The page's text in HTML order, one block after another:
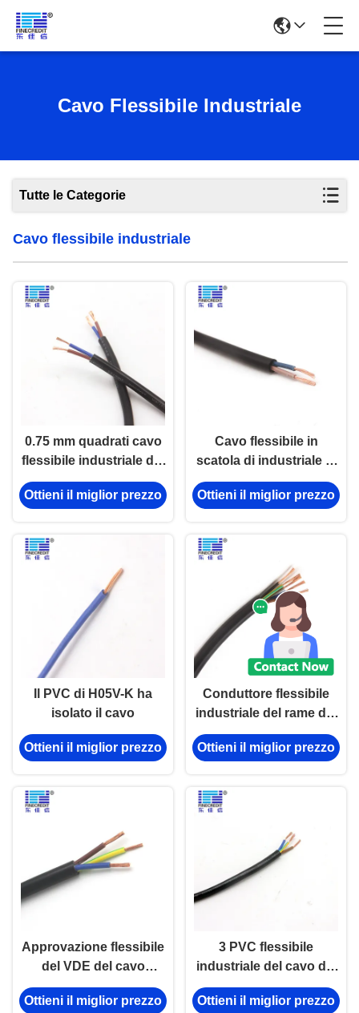
Cavo Flessibile Industriale
Tutte le Categorie
Cavo flessibile industriale
0.75 mm quadrati cavo
flessibile industriale dal
produttore di cavo Top
Ottieni il miglior prezzo
Cavo flessibile in
scatola di industriale di
rame di CBE
Ottieni il miglior prezzo
Il PVC di H05V-K ha
isolato il cavo
Ottieni il miglior prezzo
Conduttore flessibile
industriale del rame del
centro di Muti del cavo
di H05VVF 0.5-6mm2
Ottieni il miglior prezzo
Approvazione flessibile
del VDE del cavo
elettrico del PVC di
H05V2V2-F 2x0.75mm2
Ottieni il miglior prezzo
3 PVC flessibile
industriale del cavo del
centro 2.5mm2 isolato
per la famiglia
Ottieni il miglior prezzo